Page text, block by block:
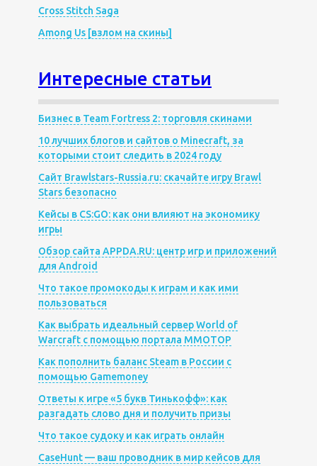
Cross Stitch Saga
Among Us [взлом на скины]
Интересные статьи
Бизнес в Team Fortress 2: торговля скинами
10 лучших блогов и сайтов о Minecraft, за
которыми стоит следить в 2024 году
Сайт Brawlstars-Russia.ru: скачайте игру Brawl
Stars безопасно
Кейсы в CS:GO: как они влияют на экономику
игры
Обзор сайта APPDA.RU: центр игр и приложений
для Android
Что такое промокоды к играм и как ими
пользоваться
Как выбрать идеальный сервер World of
Warcraft с помощью портала MMOTOP
Как пополнить баланс Steam в России с
помощью Gamemoney
Ответы к игре «5 букв Тинькофф»: как
разгадать слово дня и получить призы
Что такое судоку и как играть онлайн
CaseHunt — ваш проводник в мир кейсов для